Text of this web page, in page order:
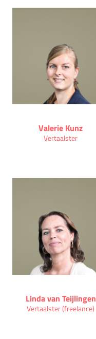
Valerie Kunz
Vertaalster
Linda van Teijlingen
Vertaalster (freelance)